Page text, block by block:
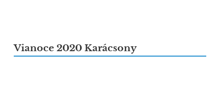
Vianoce 2020 Karácsony